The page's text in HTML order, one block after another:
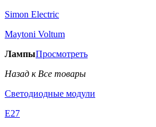
Simon Electric
Maytoni Voltum
ЛампыПросмотреть
Назад к Все товары
Светодиодные модули
E27